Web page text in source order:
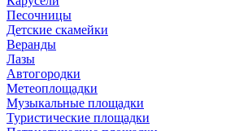
Песочницы
Детские скамейки
Веранды
Лазы
Автогородки
Метеоплощадки
Музыкальные площадки
Туристические площадки